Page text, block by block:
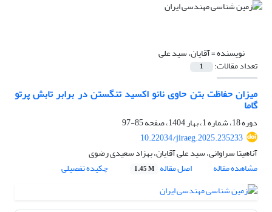
نویسنده =آقایان، سید علی
تعداد مقالات: 1
میزان حفاظت بتن حاوی نانو اکسید تنگستن در برابر تابش پرتو
گاما
دوره 18، شماره 1، بهار 1404، صفحه
85-97
10.22034/jiraeg.2025.235233
آناهیتا سراوانی، سید علی آقایان، بهزاد سعیدی رضوی
مشاهده مقاله
اصل مقاله 1.45 M چکیده تفصیلی